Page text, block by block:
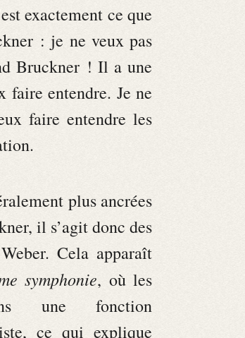
exactement ce que
: je ne veux pas
Bruckner ! Il a une
faire entendre. Je ne
faire entendre les
plus ancrées
il s’agit donc des
Cela apparaît
symphonie, où les
une fonction
ce qui explique